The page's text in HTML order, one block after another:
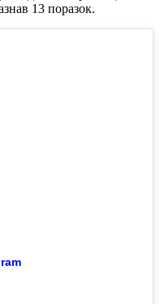
13 поразок.